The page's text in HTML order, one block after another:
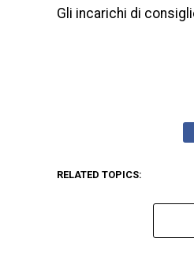
Gli incarichi di
RELATED TOPICS: